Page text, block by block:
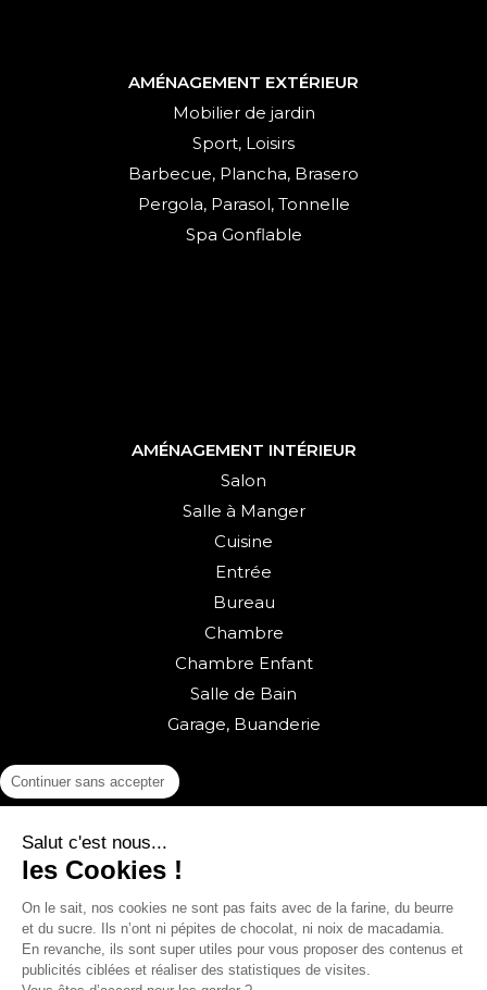
AMÉNAGEMENT EXTÉRIEUR
Mobilier de jardin
Sport, Loisirs
Barbecue, Plancha, Brasero
Pergola, Parasol, Tonnelle
Spa Gonflable
AMÉNAGEMENT INTÉRIEUR
Salon
Salle à Manger
Cuisine
Entrée
Bureau
Chambre
Chambre Enfant
Salle de Bain
Garage, Buanderie
Retour vers la boutique
© sweeek 2026
Continuer sans accepter
Salut c'est nous...
les Cookies !
On le sait, nos cookies ne sont pas faits avec de la farine, du beurre
et du sucre. Ils n’ont ni pépites de chocolat, ni noix de macadamia.
En revanche, ils sont super utiles pour vous proposer des contenus et
publicités ciblées et réaliser des statistiques de visites.